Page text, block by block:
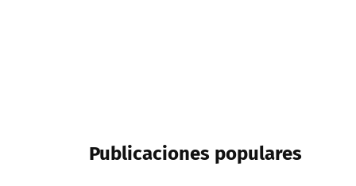
Publicaciones populares